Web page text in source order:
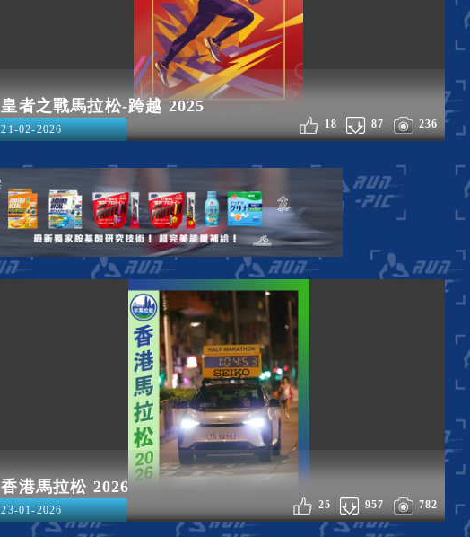
皇者之戰馬拉松-跨越 2025
236
87
18
21-02-2026
香港馬拉松 2026
782
957
25
23-01-2026